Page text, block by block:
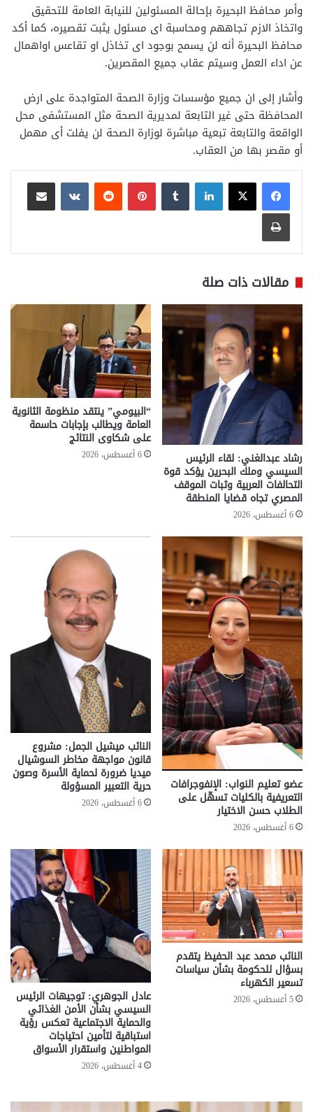
​وأمر محافظ البحيرة بإحالة المسئولين للنيابة العامة للتحقيق
واتخاذ الازم تجاههم ومحاسبة اى مسئول يثبت تقصيره، كما أكد
محافظ البحيرة أنه لن يسمح بوجود اى تخاذل او تقاعس اواهمال
عن اداء العمل وسيتم عقاب جميع المقصرين.
وأشار إلى ان جميع مؤسسات وزارة الصحة المتواجدة على ارض
المحافظة حتى غير التابعة لمديرية الصحة مثل المستشفى محل
الواقعة والتابعة تبعية مباشرة لوزارة الصحة لن يفلت أى مهمل
أو مقصر بها من العقاب.
لينكدإن بينتيريست
مشاركة عبر البريد
طباعة
مقالات ذات صلة
رشاد عبدالغني: لقاء الرئيس
السيسي وملك البحرين يؤكد قوة
التحالفات العربية وثبات الموقف
المصري تجاه قضايا المنطقة
6 أغسطس، 2026
“البيومي” ينتقد منظومة الثانوية
العامة ويطالب بإجابات حاسمة
على شكاوى النتائج
6 أغسطس، 2026
عضو تعليم النواب: الإنفوجرافات
التعريفية بالكليات تسهّل على
الطلاب حسن الاختيار
6 أغسطس، 2026
النائب ميشيل الجمل: مشروع
قانون مواجهة مخاطر السوشيال
ميديا ضرورة لحماية الأسرة وصون
حرية التعبير المسؤولة
6 أغسطس، 2026
النائب محمد عبد الحفيظ يتقدم
بسؤال للحكومة بشأن سياسات
تسعير الكهرباء
5 أغسطس، 2026 عادل الجوهري: توجيهات الرئيس
السيسي بشأن الأمن الغذائي
والحماية الاجتماعية تعكس رؤية
استباقية لتأمين احتياجات
المواطنين واستقرار الأسواق
4 أغسطس، 2026
تحركات